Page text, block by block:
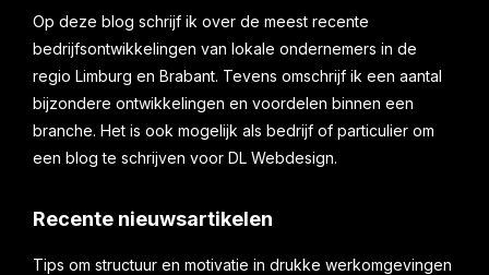
Op deze blog schrijf ik over de meest recente
bedrijfsontwikkelingen van lokale ondernemers in de
regio Limburg en Brabant. Tevens omschrijf ik een aantal
bijzondere ontwikkelingen en voordelen binnen een
branche. Het is ook mogelijk als bedrijf of particulier om
een blog te schrijven voor DL Webdesign.
Recente nieuwsartikelen
Tips om structuur en motivatie in drukke werkomgevingen